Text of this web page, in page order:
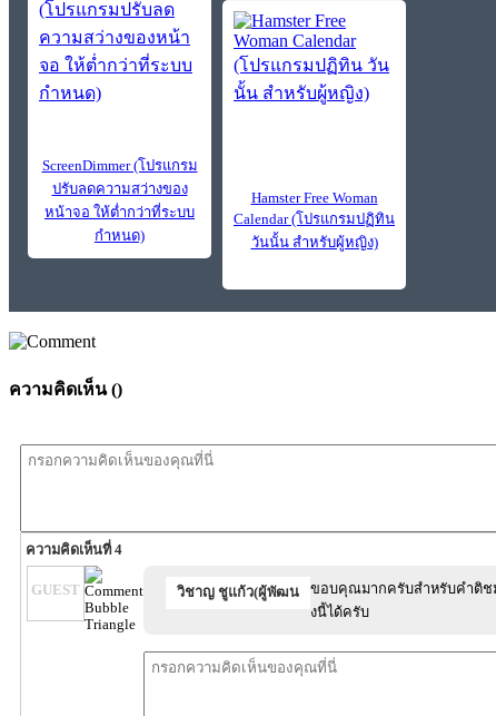
ScreenDimmer (โปรแกรม
ปรับลดความสว่างของ
หน้าจอ ให้ต่ำกว่าที่ระบบ
กำหนด)
Hamster Free Woman
Calendar (โปรแกรมปฏิทิน
วันนั้น สำหรับผู้หญิง)
ความคิดเห็น ()
ความคิดเห็นที่ 4
GUEST วิชาญ ชูแก้ว(ผู้พัฒน
ขอบคุณมากครับสำหรับคำติช
งนี้ได้ครับ